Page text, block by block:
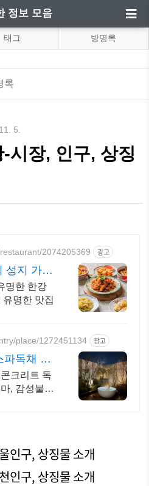
정보 모음
태그 방명록
록
5.
시장, 인구, 상징
2074205369 광고
성지 가로
명한 한강
명한 맛집
place/1272451134 광고
파독채 퀸
채크리트 독
, 감성불
인구, 상징물 소개
인구, 상징물 소개